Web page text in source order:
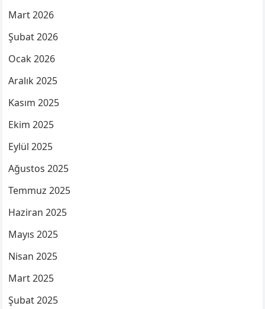
Mart 2026
Şubat 2026
Ocak 2026
Aralık 2025
Kasım 2025
Ekim 2025
Eylül 2025
Ağustos 2025
Temmuz 2025
Haziran 2025
Mayıs 2025
Nisan 2025
Mart 2025
Şubat 2025